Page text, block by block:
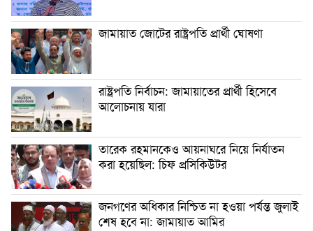
জামায়াত জোটের রাষ্ট্রপতি প্রার্থী ঘোষণা
রাষ্ট্রপতি নির্বাচন: জামায়াতের প্রার্থী হিসেবে
আলোচনায় যারা
তারেক রহমানকেও আয়নাঘরে নিয়ে নির্যাতন
করা হয়েছিল: চিফ প্রসিকিউটর
জনগণের অধিকার নিশ্চিত না হওয়া পর্যন্ত জুলাই
শেষ হবে না: জামায়াত আমির